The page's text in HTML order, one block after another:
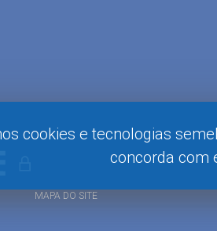
MAPA DO SITE
cookies e tecnologias
concorda com